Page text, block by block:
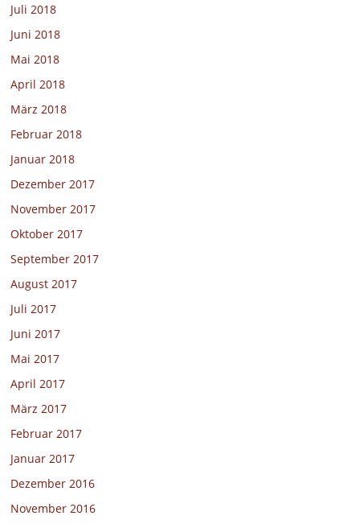
Juli 2018
Juni 2018
Mai 2018
April 2018
März 2018
Februar 2018
Januar 2018
Dezember 2017
November 2017
Oktober 2017
September 2017
August 2017
Juli 2017
Juni 2017
Mai 2017
April 2017
März 2017
Februar 2017
Januar 2017
Dezember 2016
November 2016